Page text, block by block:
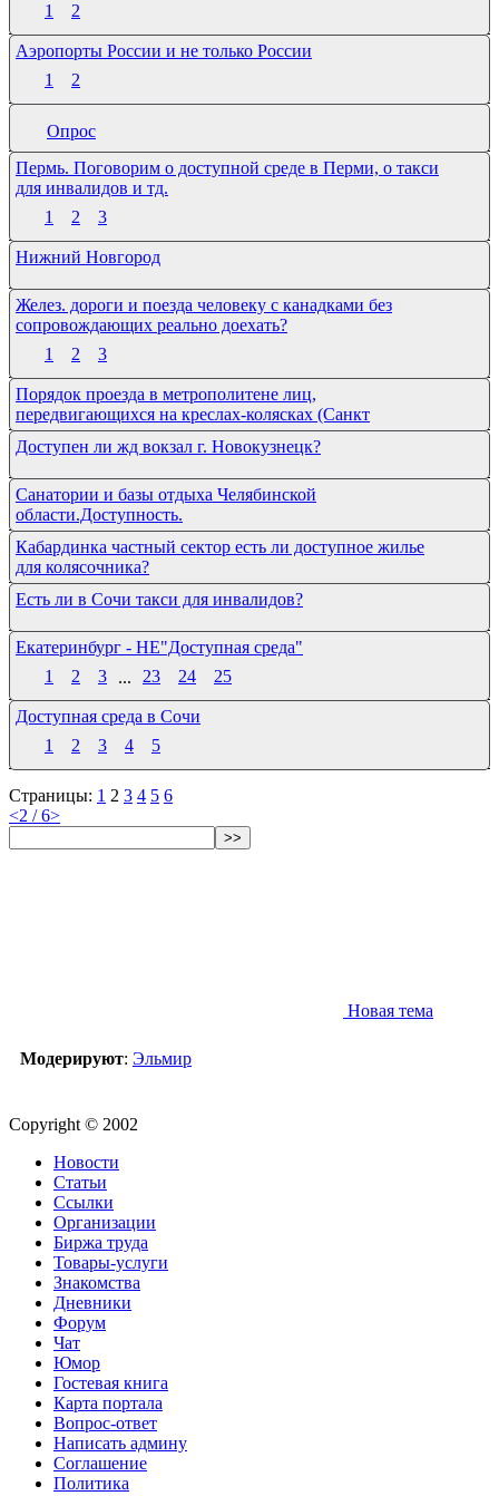
1
2
Аэропорты России и не только России
1
2
Опрос
Пермь. Поговорим о доступной среде в Перми, о такси
для инвалидов и тд.
1
2 3
Нижний Новгород
Желез. дороги и поезда человеку с канадками без
сопровождающих реально доехать?
1
2 3
Порядок проезда в метрополитене лиц,
передвигающихся на креслах-колясках (Санкт
Доступен ли жд вокзал г. Новокузнецк?
Санатории и базы отдыха Челябинской
области.Доступность.
Кабардинка частный сектор есть ли доступное жилье
для колясочника?
Есть ли в Сочи такси для инвалидов?
Екатеринбург - НЕ"Доступная среда"
1
2 3 ... 23 24 25
Доступная среда в Сочи
1
2 3 4 5
Страницы: 1 2 3 4 5 6
<2 / 6>
>>
Новая тема
Модерируют: Эльмир
Copyright © 2002
Новости
Статьи
Ссылки
Организации
Биржа труда
Товары-услуги
Знакомства
Дневники
Форум
Чат
Юмор
Гостевая книга
Карта портала
Вопрос-ответ
Написать админу
Соглашение
Политика